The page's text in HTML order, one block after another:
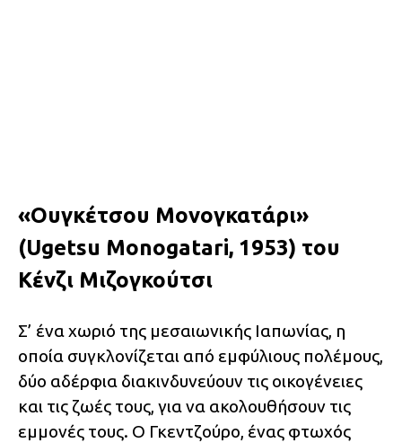
«Ουγκέτσου Μονογκατάρι»
(Ugetsu Monogatari, 1953) του
Κένζι Μιζογκούτσι
Σ’ ένα χωριό της μεσαιωνικής Ιαπωνίας, η
οποία συγκλονίζεται από εμφύλιους πολέμους,
δύο αδέρφια διακινδυνεύουν τις οικογένειες
και τις ζωές τους, για να ακολουθήσουν τις
εμμονές τους. Ο Γκεντζούρο, ένας φτωχός